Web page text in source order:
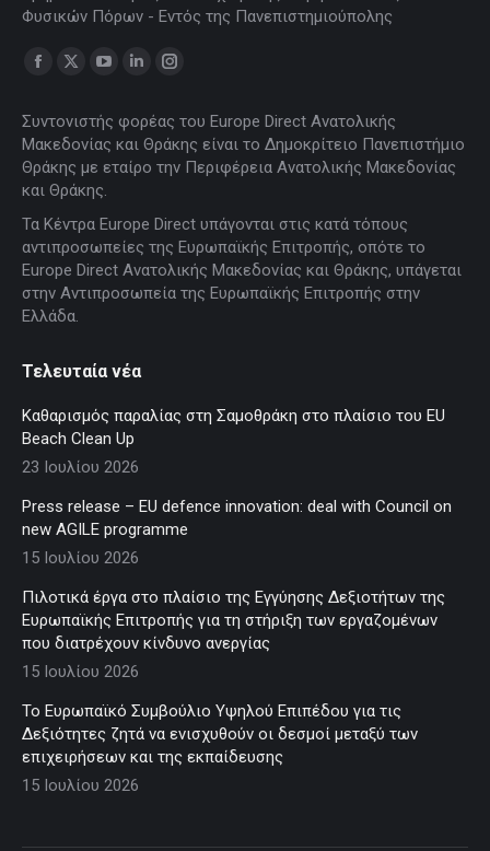
Φυσικών Πόρων - Εντός της Πανεπιστημιούπολης
Find us on:
Facebook
opens
in
new
window
X
opens
in
new
window
YouTube
opens
in
new
window
Linkedin
opens
in
window
Instagram
opens
in
window
Συντονιστής φορέας του Europe Direct Ανατολικής
Μακεδονίας και Θράκης είναι το Δημοκρίτειο Πανεπιστήμιο
Θράκης με εταίρο την Περιφέρεια Ανατολικής Μακεδονίας
και Θράκης.
Τα Κέντρα Europe Direct υπάγονται στις κατά τόπους
αντιπροσωπείες της Ευρωπαϊκής Επιτροπής, οπότε το
Europe Direct Ανατολικής Μακεδονίας και Θράκης, υπάγεται
στην Αντιπροσωπεία της Ευρωπαϊκής Επιτροπής στην
Ελλάδα.
Τελευταία νέα
Καθαρισμός παραλίας στη Σαμοθράκη στο πλαίσιο του EU
Beach Clean Up
23 Ιουλίου 2026
Press release – EU defence innovation: deal with Council on
new AGILE programme
15 Ιουλίου 2026
Πιλοτικά έργα στο πλαίσιο της Εγγύησης Δεξιοτήτων της
Ευρωπαϊκής Επιτροπής για τη στήριξη των εργαζομένων
που διατρέχουν κίνδυνο ανεργίας
15 Ιουλίου 2026
Το Ευρωπαϊκό Συμβούλιο Υψηλού Επιπέδου για τις
Δεξιότητες ζητά να ενισχυθούν οι δεσμοί μεταξύ των
επιχειρήσεων και της εκπαίδευσης
15 Ιουλίου 2026